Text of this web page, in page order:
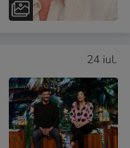
24 iul.